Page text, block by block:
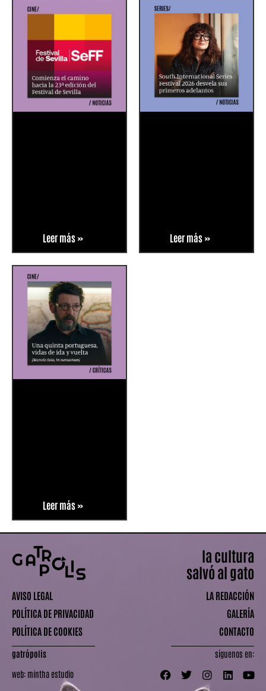
Leer más » Leer más »
Leer más »
AVISO LEGAL
POLÍTICA DE PRIVACIDAD
POLÍTICA DE COOKIES
gatrópolis
web: mintha estudio
la cultura
salvó al gato
LA REDACCIÓN
GALERÍA
CONTACTO
síguenos en: